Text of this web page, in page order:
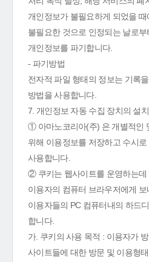
개인정보가 불필요하게 되었을
불필요한 것으로 인정되는 날로부
개인정보를 파기합니다.
- 파기방법
전자적 파일 형태의 정보는 기록
방법을 사용합니다.
7. 개인정보 자동 수집 장치의 설
① 아마노코리아(주) 은 개별적인
위해 이용정보를 저장하고 수시로
사용합니다.
② 쿠키는 웹사이트를 운영하는데
이용자의 컴퓨터 브라우저에게
이용자들의 PC 컴퓨터내의 하드
합니다.
가. 쿠키의 사용 목적 : 이용자가
사이트들에 대한 방문 및 이용형